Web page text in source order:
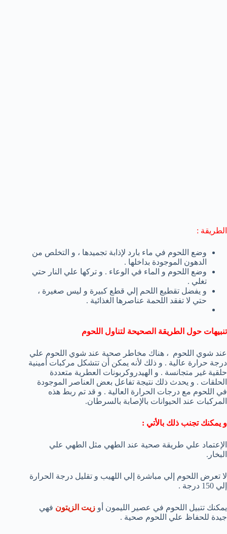
الطريقة :
وضع اللحوم في ماء بارد لإذابة تجميدها ، و التخلص من
الدهون الموجودة بداخلها .
وضع اللحوم و الماء في الوعاء . و تركها علي النار حتي
تغلي .
و يفضل تقطيع اللحم إلي قطع كبيرة و ليس صغيرة ،
حتي لا تفقد اللحمة عناصرها الغذائية .
تنبيهات حول الطريقة الصحيحة لتناول اللحوم
عند شوي اللحوم ، هناك مخاطر صحية عند شوي اللحوم علي
درجة حرارة عالية . و ذلك لأنه يمكن أن تتشكل مركبات أمينية
حلقية غير متجانسة . و الهيدروكربونات العطرية متعددة
الحلقات . و يحدث ذلك نتيجة تفاعل بعض العناصر الموجودة
في اللحوم مع درجات الحرارة العالية . و قد تم ربط هذه
المركبات عند الحيوانات بالإصابة بالسرطان.
و يمكنك تجنب ذلك بالأتي :
الإعتماد علي طريقة صحية عند الطهي مثل الطهي علي
البخار.
لا تعرض اللحوم إلي مباشرة إلي اللهيب و تقليل درجة الحرارة
إلي 150 درجة .
يمكنك تتبيل اللحوم في عصير الليمون أو زيت الزيتون فهي
جيدة للحفاظ علي اللحوم صحية .